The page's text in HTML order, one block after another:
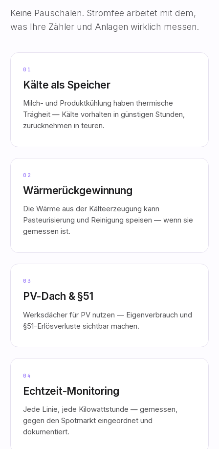
Keine Pauschalen. Stromfee arbeitet mit dem,
was Ihre Zähler und Anlagen wirklich messen.
01
Kälte als Speicher
Milch- und Produktkühlung haben thermische
Trägheit — Kälte vorhalten in günstigen Stunden,
zurücknehmen in teuren.
02
Wärmerückgewinnung
Die Wärme aus der Kälteerzeugung kann
Pasteurisierung und Reinigung speisen — wenn sie
gemessen ist.
03
PV-Dach & §51
Werksdächer für PV nutzen — Eigenverbrauch und
§51-Erlösverluste sichtbar machen.
04
Echtzeit-Monitoring
Jede Linie, jede Kilowattstunde — gemessen,
gegen den Spotmarkt eingeordnet und
dokumentiert.